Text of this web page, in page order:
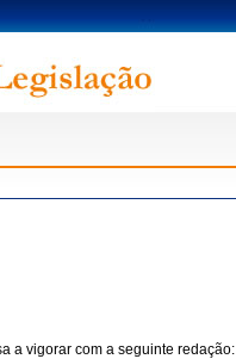
a vigorar com a seguinte redação: